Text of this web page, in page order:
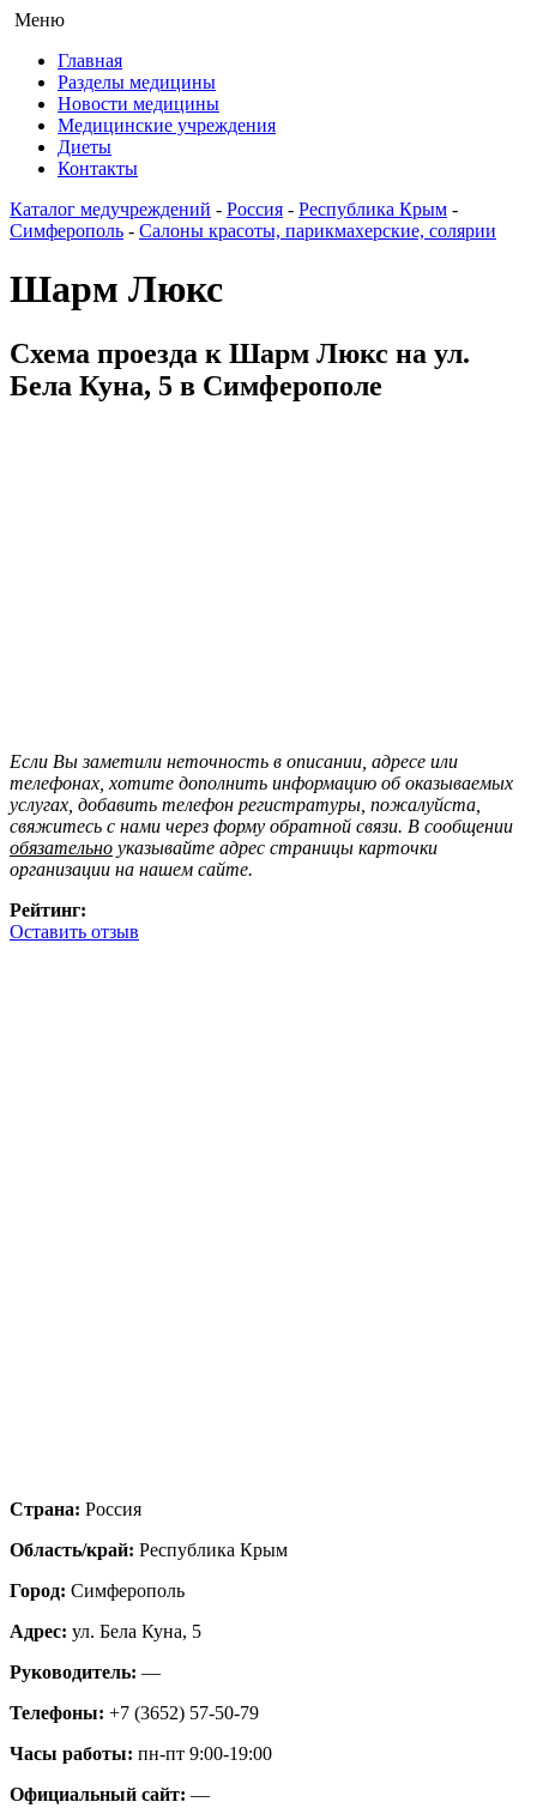
Меню
Главная
Разделы медицины
Новости медицины
Медицинские учреждения
Диеты
Контакты
Каталог медучреждений - Россия - Республика Крым -
Симферополь - Салоны красоты, парикмахерские, солярии
Шарм Люкс
Схема проезда к Шарм Люкс на ул.
Бела Куна, 5 в Симферополе
Если Вы заметили неточность в описании, адресе или
телефонах, хотите дополнить информацию об оказываемых
услугах, добавить телефон регистратуры, пожалуйста,
свяжитесь с нами через форму обратной связи. В сообщении
обязательно указывайте адрес страницы карточки
организации на нашем сайте.
Рейтинг:
Оставить отзыв
Страна: Россия
Область/край: Республика Крым
Город: Симферополь
Адрес: ул. Бела Куна, 5
Руководитель: —
Телефоны: +7 (3652) 57-50-79
Часы работы: пн-пт 9:00-19:00
Официальный сайт: —